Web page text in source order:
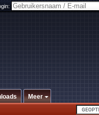
Meer